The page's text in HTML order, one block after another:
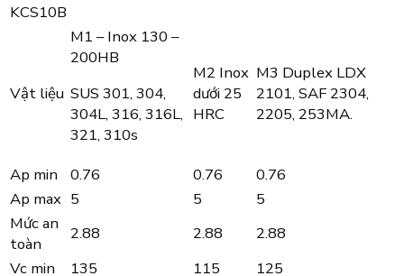
KCS10B
Vật liệu
M1 – Inox 130 –
200HB
SUS 301, 304,
304L, 316, 316L,
321, 310s
M2 Inox
dưới 25
HRC
M3 Duplex LDX
2101, SAF 2304,
2205, 253MA.
Ap min 0.76 0.76
0.76
Ap max 5 5
5
Mức an
toàn
2.88 2.88
2.88
Vc min
135 115
125